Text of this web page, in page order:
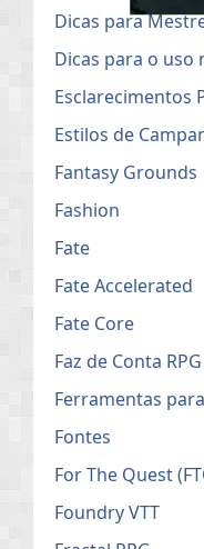
Dicas para
Dicas para o uso
Esclarecimentos
Estilos de
Fantasy Grounds
Fashion
Fate
Fate Accelerated
Fate Core
Faz de Conta RPG
Ferramentas
Fontes
For The Quest
Foundry VTT